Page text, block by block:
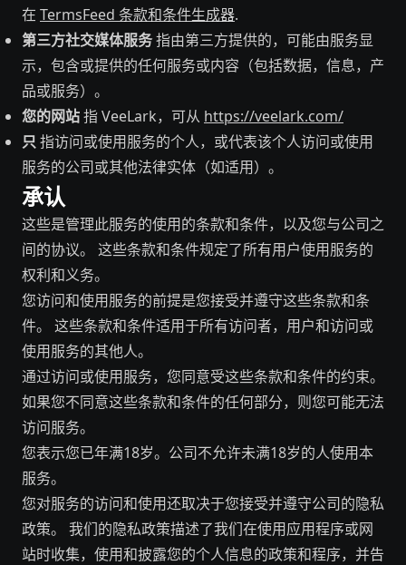
在 TermsFeed 条款和条件生成器.
第三方社交媒体服务指由第三方提供的，可能由服务显
示，包含或提供的任何服务或内容（包括数据，信息，产
品或服务）。
您的网站指 VeeLark，可从 https://veelark.com/
只 指访问或使用服务的个人，或代表该个人访问或使用
服务的公司或其他法律实体（如适用）。
承认
这些是管理此服务的使用的条款和条件，以及您与公司之
间的协议。 这些条款和条件规定了所有用户使用服务的
权利和义务。
您访问和使用服务的前提是您接受并遵守这些条款和条
件。 这些条款和条件适用于所有访问者，用户和访问或
使用服务的其他人。
通过访问或使用服务，您同意受这些条款和条件的约束。
如果您不同意这些条款和条件的任何部分，则您可能无法
访问服务。
您表示您已年满18岁。公司不允许未满18岁的人使用本
服务。
您对服务的访问和使用还取决于您接受并遵守公司的隐私
政策。 我们的隐私政策描述了我们在使用应用程序或网
站时收集，使用和披露您的个人信息的政策和程序，并告